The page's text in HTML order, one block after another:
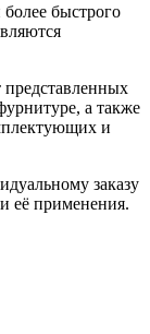
быстрого
представленных
а также
и
заказу
её применения.